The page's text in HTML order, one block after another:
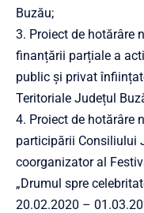
Buzău;
3. Proiect de hotărâre
finanțării parțiale a
public și privat
Teritoriale Județul
4. Proiect de hotărâre
participării Consiliului
coorganizator al
„Drumul spre
20.02.2020 –